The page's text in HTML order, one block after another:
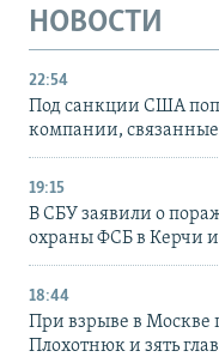
НОВОСТИ
22:54
Под санкции США
компании,
19:15
В СБУ заявили о
охраны ФСБ в Керчи
18:44
При взрыве в Москве
Плохотнюк и зять